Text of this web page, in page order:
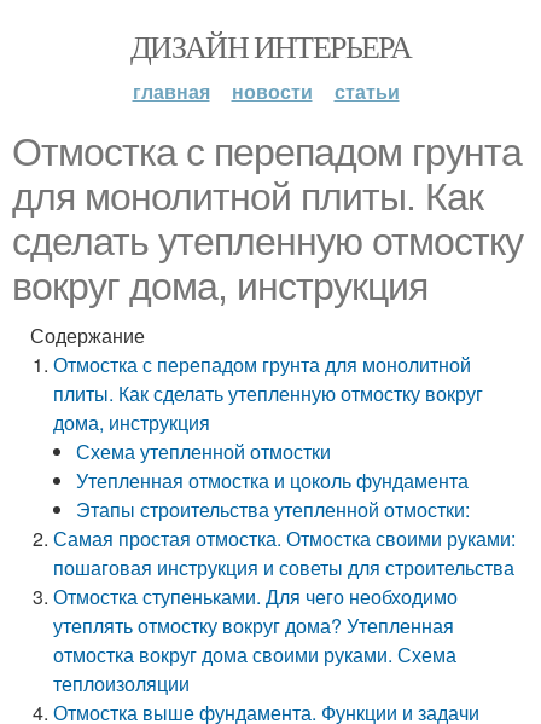
ДИЗАЙН ИНТЕРЬЕРА
главная новости статьи
Отмостка с перепадом грунта
для монолитной плиты. Как
сделать утепленную отмостку
вокруг дома, инструкция
Содержание
Отмостка с перепадом грунта для монолитной
плиты. Как сделать утепленную отмостку вокруг
дома, инструкция
Схема утепленной отмостки
Утепленная отмостка и цоколь фундамента
Этапы строительства утепленной отмостки:
Самая простая отмостка. Отмостка своими руками:
пошаговая инструкция и советы для строительства
Отмостка ступеньками. Для чего необходимо
утеплять отмостку вокруг дома? Утепленная
отмостка вокруг дома своими руками. Схема
теплоизоляции
Отмостка выше фундамента. Функции и задачи